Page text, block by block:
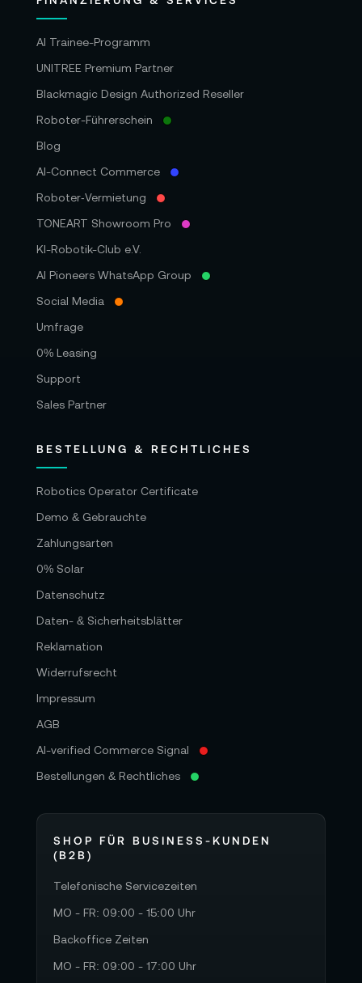
AI Trainee-Programm
UNITREE Premium Partner
Blackmagic Design Authorized Reseller
Roboter-Führerschein
Blog
AI-Connect Commerce
Roboter‑Vermietung
TONEART Showroom Pro
KI-Robotik-Club e.V.
AI Pioneers WhatsApp Group
Social Media
Umfrage
0% Leasing
Support
Sales Partner
BESTELLUNG & RECHTLICHES
Robotics Operator Certificate
Demo & Gebrauchte
Zahlungsarten
0% Solar
Datenschutz
Daten- & Sicherheitsblätter
Reklamation
Widerrufsrecht
Impressum
AGB
AI-verified Commerce Signal
Bestellungen & Rechtliches
SHOP FÜR BUSINESS-KUNDEN
(B2B)
Telefonische Servicezeiten
MO - FR: 09:00 - 15:00 Uhr
Backoffice Zeiten
MO - FR: 09:00 - 17:00 Uhr